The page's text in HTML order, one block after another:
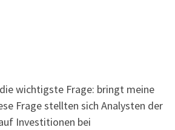
wichtigste Frage: bringt meine
Frage stellten sich Analysten der
Investitionen bei